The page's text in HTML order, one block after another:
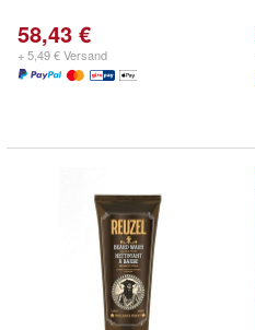
58,43 €
+ 5,49 € Versand